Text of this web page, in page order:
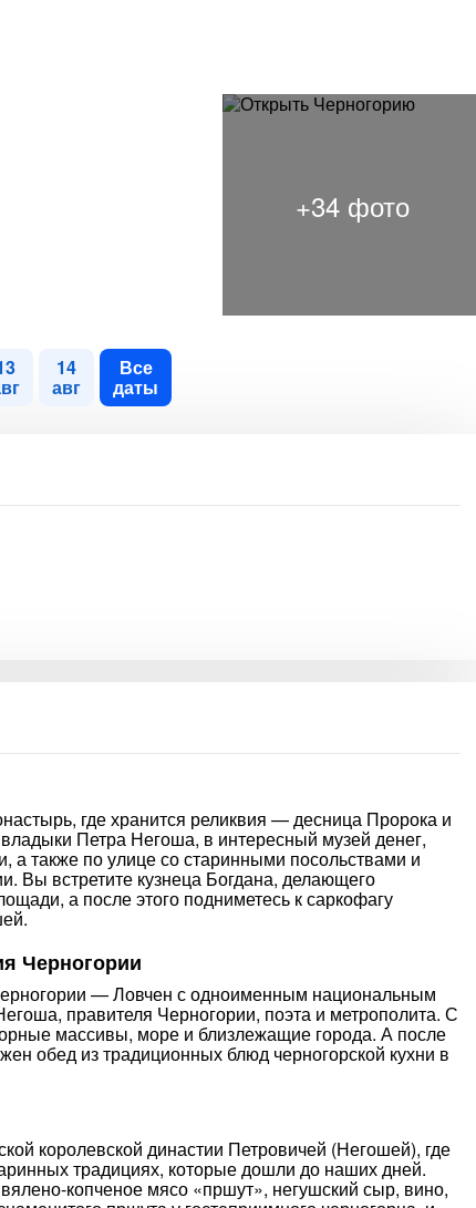
14
авг
Все
даты
где хранится реликвия — десница Пророка и
Петра Негоша, в интересный музей денег,
а также по улице со старинными посольствами и
Вы встретите кузнеца Богдана, делающего
а после этого подниметесь к саркофагу
Черногории
— Ловчен с одноименным национальным
правителя Черногории, поэта и метрополита. С
массивы, море и близлежащие города. А после
обед из традиционных блюд черногорской кухни в
королевской династии Петровичей (Негошей), где
традициях, которые дошли до наших дней.
копченое мясо «пршут», негушский сыр, вино,